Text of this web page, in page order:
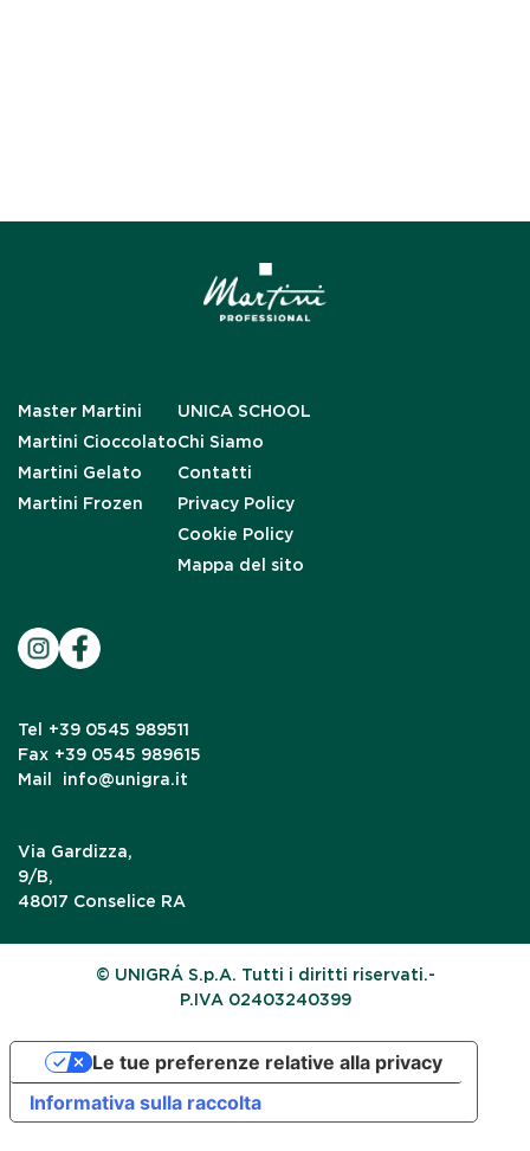
Master Martini
Martini Cioccolato
Martini Gelato
Martini Frozen
UNICA SCHOOL
Chi Siamo
Contatti
Privacy Policy
Cookie Policy
Mappa del sito
Tel
+39 0545 989511
Fax +39 0545 989615
Mail
info@unigra.it
Via Gardizza,
9/B,
48017 Conselice RA
© UNIGRÁ S.p.A. Tutti i diritti riservati.-
P.IVA 02403240399
Informativa sulla raccolta
Le tue preferenze relative alla privacy